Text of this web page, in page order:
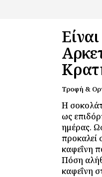
Τροφή &
Η
ως
ημέρας.
προκαλεί
καφεΐνη
Πόση
καφεΐνη